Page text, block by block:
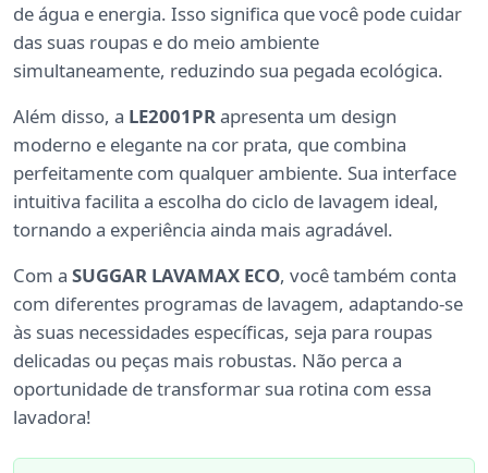
de água e energia. Isso significa que você pode cuidar
das suas roupas e do meio ambiente
simultaneamente, reduzindo sua pegada ecológica.
Além disso, a LE2001PRapresenta um design
moderno e elegante na cor prata, que combina
perfeitamente com qualquer ambiente. Sua interface
intuitiva facilita a escolha do ciclo de lavagem ideal,
tornando a experiência ainda mais agradável.
Com a SUGGAR LAVAMAX ECO, você também conta
com diferentes programas de lavagem, adaptando-se
às suas necessidades específicas, seja para roupas
delicadas ou peças mais robustas. Não perca a
oportunidade de transformar sua rotina com essa
lavadora!